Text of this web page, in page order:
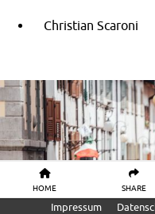
HOME SHARE
Christian Scaroni
Impressum